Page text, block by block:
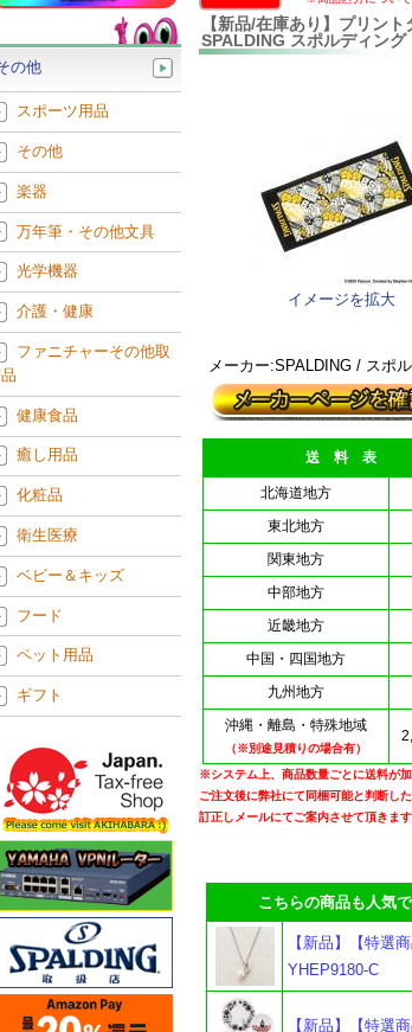
【新品/在庫あり】プリン
SPALDING スポルディング
イメージを拡大
メーカー:SPALDING / スポ
送 料 表
北海道地方
東北地方
関東地方
中部地方
近畿地方
中国・四国地方
九州地方
沖縄・離島・特殊地域
（※別途見積りの場合有）
※システム上、商品数量ごとに送料が加
ご注文後に弊社にて同梱可能と判断し
訂正しメールにてご案内させて頂きます
こちらの商品も人気で
【新品】【特選
YHEP9180-C
【新品】【特選
の他
スポーツ用品
その他
楽器
万年筆・その他文具
光学機器
介護・健康
ファニチャーその他取
健康食品
癒し用品
化粧品
衛生医療
ベビー＆キッズ
フード
ペット用品
ギフト